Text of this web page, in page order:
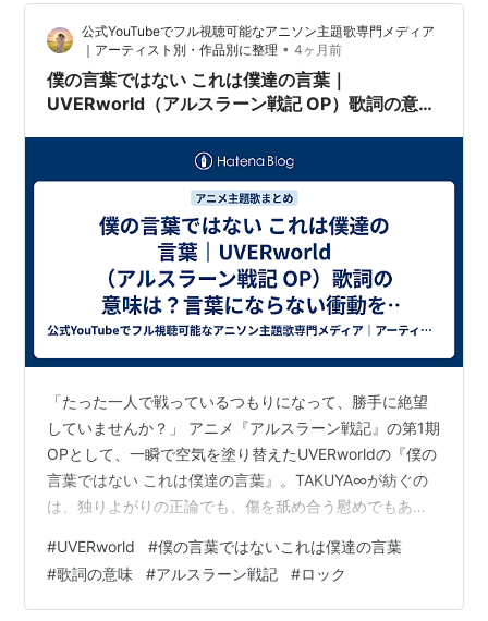
オープニングテーマ「 僕の言葉ではない これは僕達の
言葉」
作詞・作曲：TAKUYA∞ / 編曲：UVERworld、平出
悟 / 歌：UVERworld
エンディングテーマ「ラピスラズリ
作詞：Eir、加藤裕介 / 作曲・編曲：加藤裕介 / 歌：
藍井エイル
オープニングテーマ「渦と渦」
作詞・作曲：光村龍哉 / 編曲：NICO Touches the
Walls & Takashi Asano / 歌：NICO Touches the
Walls
エンディングテーマ「One Light」
作詞・作曲・編曲：梶浦由記 / 歌：Kalafina
リスト::アニメ作品//タイトル/あ行|リスト::アニメ作
品//2015年
ほどまでに胸を締め付けるのか。今回は、歌詞がないか
らこそ無限に広がる「空白」の正体を紐解きます。少し
だけ思考を止めて、音の中に溶けていくような感覚…
公式YouTubeでフル視聴可能なアニソン主題歌専門メディア
｜アーティスト別・作品別に整理 • 4ヶ月前
僕の言葉ではない これは僕達の言葉｜
UVERworld（アルスラーン戦記 OP）歌詞の意味
「たった一人で戦っているつもりになって、勝手に絶望
していませんか？」 アニメ『アルスラーン戦記』の第1期
OPとして、一瞬で空気を塗り替えたUVERworldの『僕の
言葉ではない これは僕達の言葉』。TAKUYA∞が紡ぐの
は、独りよがりの正論でも、傷を舐め合う慰めでもあり
を超えて響かせ合う「魂の共鳴」の記録です。 どれだけ
叫んでも届かない。そんな無力感に襲われる今の時代
に、なぜこの「僕達」という響きが、これほどまでに胸
#UVERworld #僕の言葉ではないこれは僕達の言葉
#歌詞の意味 #アルスラーン戦記 #ロック